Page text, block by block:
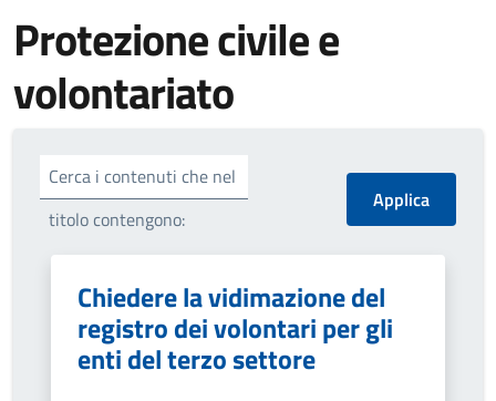
Protezione civile e
volontariato
Cerca i contenuti che nel
titolo contengono:
Chiedere la vidimazione del
registro dei volontari per gli
enti del terzo settore